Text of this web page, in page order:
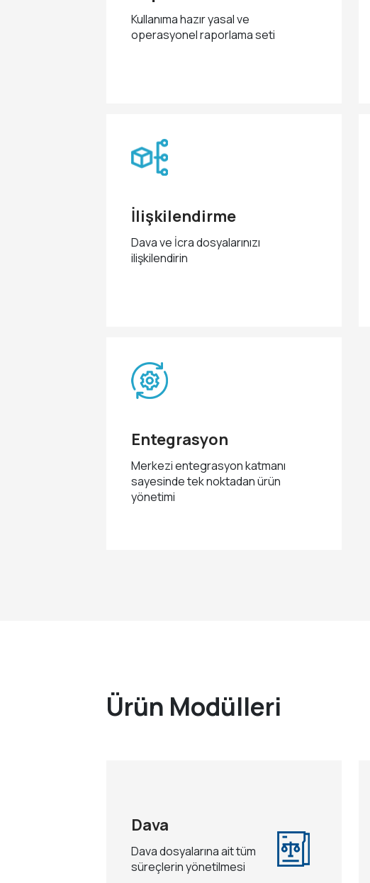
Kullanıma hazır yasal ve
operasyonel raporlama seti
İlişkilendirme
Dava ve İcra dosyalarınızı
ilişkilendirin
Entegrasyon
Merkezi entegrasyon katmanı
sayesinde tek noktadan ürün
yönetimi
Ürün Modülleri
Dava
Dava dosyalarına ait tüm
süreçlerin yönetilmesi